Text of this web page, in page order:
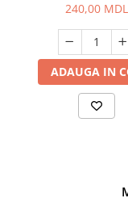
240,00 MDL
ADAUGA IN